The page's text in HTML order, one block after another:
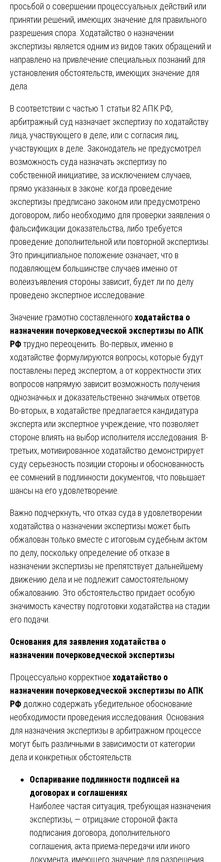
просьбой о совершении процессуальных действий или
принятии решений, имеющих значение для правильного
разрешения спора. Ходатайство о назначении
экспертизы является одним из видов таких обращений и
направлено на привлечение специальных познаний для
установления обстоятельств, имеющих значение для
дела.
В соответствии с частью 1 статьи 82 АПК РФ,
арбитражный суд назначает экспертизу по ходатайству
лица, участвующего в деле, или с согласия лиц,
участвующих в деле. Законодатель не предусмотрел
возможность суда назначать экспертизу по
собственной инициативе, за исключением случаев,
прямо указанных в законе: когда проведение
экспертизы предписано законом или предусмотрено
договором, либо необходимо для проверки заявления о
фальсификации доказательства, либо требуется
проведение дополнительной или повторной экспертизы.
Это принципиальное положение означает, что в
подавляющем большинстве случаев именно от
волеизъявления стороны зависит, будет ли по делу
проведено экспертное исследование.
Значение грамотно составленного ходатайства о
назначении почерковедческой экспертизы по АПК
РФтрудно переоценить. Во-первых, именно в
ходатайстве формулируются вопросы, которые будут
поставлены перед экспертом, а от корректности этих
вопросов напрямую зависит возможность получения
однозначных и доказательственно значимых ответов.
Во-вторых, в ходатайстве предлагается кандидатура
эксперта или экспертное учреждение, что позволяет
стороне влиять на выбор исполнителя исследования. В-
третьих, мотивированное ходатайство демонстрирует
суду серьезность позиции стороны и обоснованность
ее сомнений в подлинности документов, что повышает
шансы на его удовлетворение.
Важно подчеркнуть, что отказ суда в удовлетворении
ходатайства о назначении экспертизы может быть
обжалован только вместе с итоговым судебным актом
по делу, поскольку определение об отказе в
назначении экспертизы не препятствует дальнейшему
движению дела и не подлежит самостоятельному
обжалованию. Это обстоятельство придает особую
значимость качеству подготовки ходатайства на стадии
его подачи.
Основания для заявления ходатайства о
назначении почерковедческой экспертизы
Процессуально корректное ходатайство о
назначении почерковедческой экспертизы по АПК
РФ должно содержать убедительное обоснование
необходимости проведения исследования. Основания
для назначения экспертизы в арбитражном процессе
могут быть различными в зависимости от категории
дела и конкретных обстоятельств.
Оспаривание подлинности подписей на
договорах и соглашениях
Наиболее частая ситуация, требующая назначения
экспертизы, — отрицание стороной факта
подписания договора, дополнительного
соглашения, акта приема-передачи или иного
документа, имеющего значение для разрешения